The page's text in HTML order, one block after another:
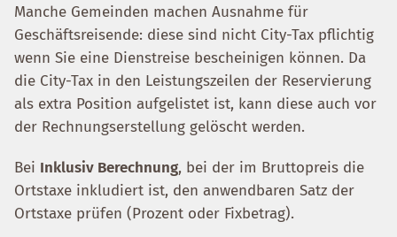
Manche Gemeinden machen Ausnahme für
Geschäftsreisende: diese sind nicht City-Tax pflichtig
wenn Sie eine Dienstreise bescheinigen können. Da
die City-Tax in den Leistungszeilen der Reservierung
als extra Position aufgelistet ist, kann diese auch vor
der Rechnungserstellung gelöscht werden.
Bei Inklusiv Berechnung, bei der im Bruttopreis die
Ortstaxe inkludiert ist, den anwendbaren Satz der
Ortstaxe prüfen (Prozent oder Fixbetrag).